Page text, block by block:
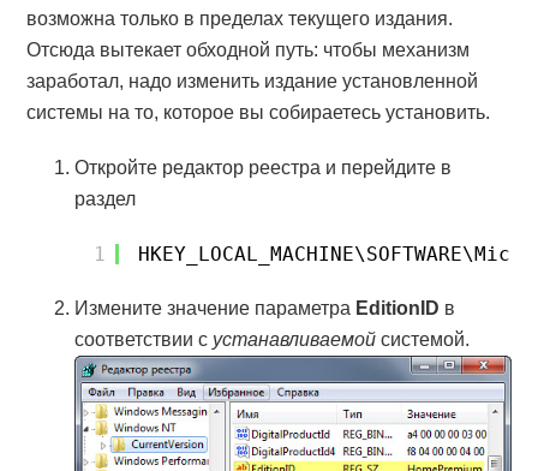
возможна только в пределах текущего издания.
Отсюда вытекает обходной путь: чтобы механизм
заработал, надо изменить издание установленной
системы на то, которое вы собираетесь установить.
Откройте редактор реестра и перейдите в
раздел
1
Измените значение параметра EditionID в
соответствии с устанавливаемой системой.